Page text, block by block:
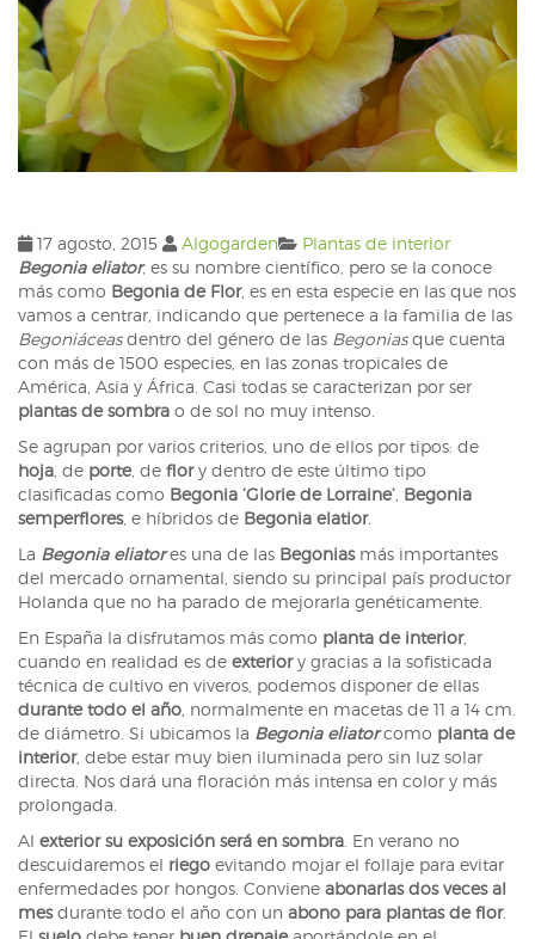
17 agosto, 2015 Algogarden
Plantas de interior
Begonia eliator, es su nombre científico, pero se la conoce
más como Begonia de Flor, es en esta especie en las que nos
vamos a centrar, indicando que pertenece a la familia de las
Begoniáceasdentro del género de las Begoniasque cuenta
con más de 1500 especies, en las zonas tropicales de
América, Asia y África. Casi todas se caracterizan por ser
plantas de sombra o de sol no muy intenso.
Se agrupan por varios criterios, uno de ellos por tipos: de
hoja, de porte, de flory dentro de este último tipo
clasificadas como Begonia ‘Glorie de Lorraine’, Begonia
semperflores, e híbridos de Begonia elatior.
La Begonia eliatores una de las Begonias más importantes
del mercado ornamental, siendo su principal país productor
Holanda que no ha parado de mejorarla genéticamente.
En España la disfrutamos más como planta de interior,
cuando en realidad es de exteriory gracias a la sofisticada
técnica de cultivo en viveros, podemos disponer de ellas
durante todo el año, normalmente en macetas de 11 a 14 cm.
de diámetro. Si ubicamos la Begonia eliatorcomo planta de
interior, debe estar muy bien iluminada pero sin luz solar
directa. Nos dará una floración más intensa en color y más
prolongada.
Al exterior su exposición será en sombra. En verano no
descuidaremos el riego evitando mojar el follaje para evitar
enfermedades por hongos. Conviene abonarlas dos veces al
mesdurante todo el año con un abono para plantas de flor.